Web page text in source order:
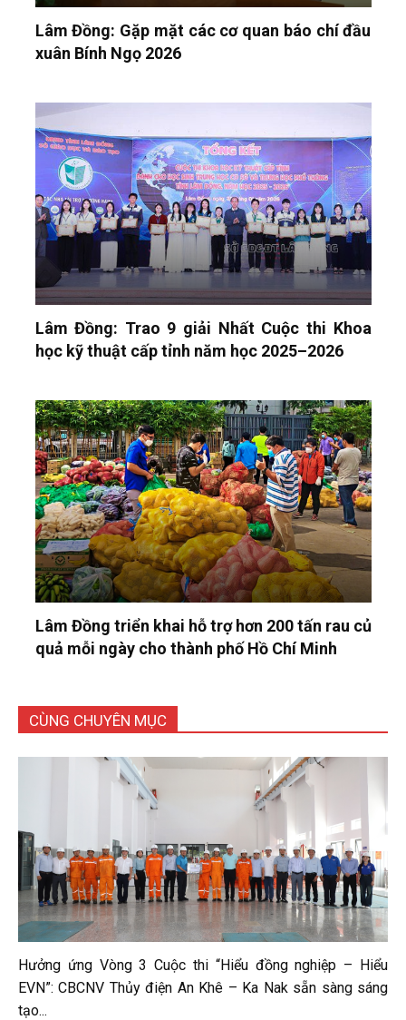
Lâm Đồng: Gặp mặt các cơ quan báo chí đầu
xuân Bính Ngọ 2026
Lâm Đồng: Trao 9 giải Nhất Cuộc thi Khoa
học kỹ thuật cấp tỉnh năm học 2025–2026
Lâm Đồng triển khai hỗ trợ hơn 200 tấn rau củ
quả mỗi ngày cho thành phố Hồ Chí Minh
CÙNG CHUYÊN MỤC
Hưởng ứng Vòng 3 Cuộc thi “Hiểu đồng nghiệp – Hiểu
EVN”: CBCNV Thủy điện An Khê – Ka Nak sẵn sàng sáng
tạo...